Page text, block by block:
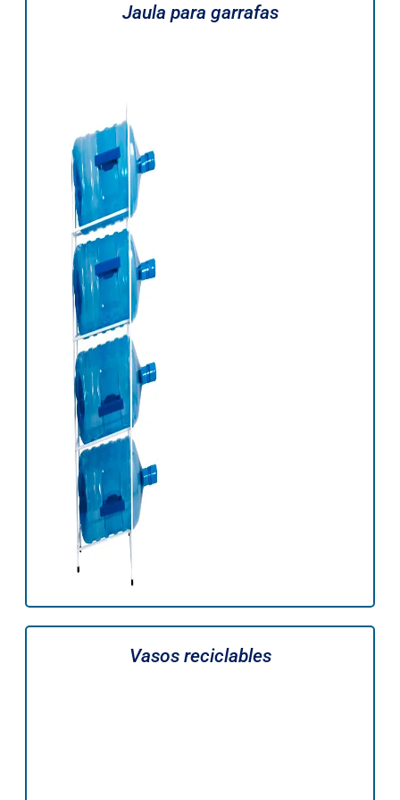
Jaula para garrafas
Vasos reciclables